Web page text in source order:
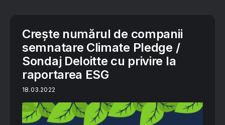
Crește numărul de companii
semnatare Climate Pledge /
Sondaj Deloitte cu privire la
raportarea ESG
18.03.2022